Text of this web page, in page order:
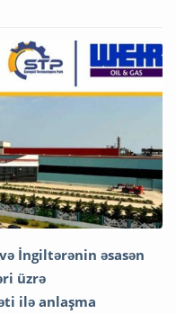
İngiltərənin əsasən
üzrə
ilə anlaşma